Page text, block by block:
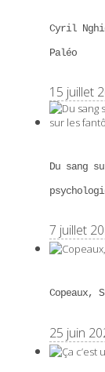
Cyril
Paléo
15 juillet
Du sang
7 juillet
Copeaux,
25 juin